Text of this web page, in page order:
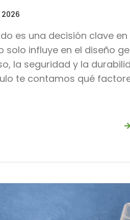
2026
es una decisión clave
influye en el diseño
la seguridad y la
te contamos qué